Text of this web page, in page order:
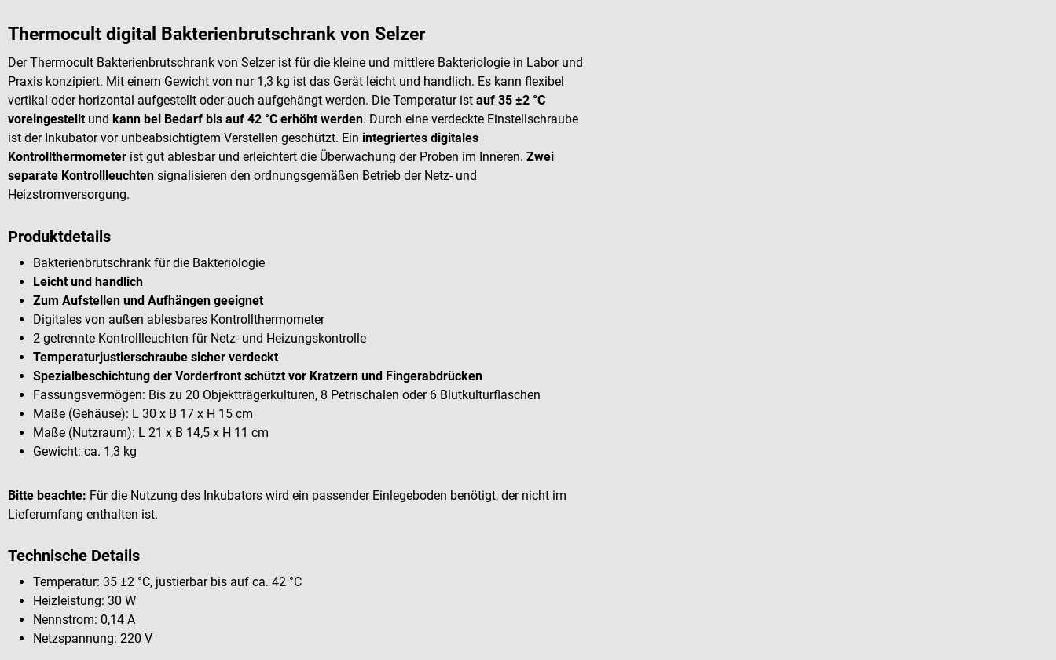
Thermocult digital Bakterienbrutschrank von Selzer
Der Thermocult Bakterienbrutschrank von Selzer ist für die kleine und mittlere Bakteriologie in Labor und
Praxis konzipiert. Mit einem Gewicht von nur 1,3 kg ist das Gerät leicht und handlich. Es kann flexibel
vertikal oder horizontal aufgestellt oder auch aufgehängt werden. Die Temperatur ist auf 35 ±2 °C
voreingestellt und kann bei Bedarf bis auf 42 °C erhöht werden. Durch eine verdeckte Einstellschraube
ist der Inkubator vor unbeabsichtigtem Verstellen geschützt. Ein integriertes digitales
Kontrollthermometer ist gut ablesbar und erleichtert die Überwachung der Proben im Inneren. Zwei
separate Kontrollleuchten signalisieren den ordnungsgemäßen Betrieb der Netz- und
Heizstromversorgung.
Produktdetails
Bakterienbrutschrank für die Bakteriologie
Leicht und handlich
Zum Aufstellen und Aufhängen geeignet
Digitales von außen ablesbares Kontrollthermometer
2 getrennte Kontrollleuchten für Netz- und Heizungskontrolle
Temperaturjustierschraube sicher verdeckt
Spezialbeschichtung der Vorderfront schützt vor Kratzern und Fingerabdrücken
Fassungsvermögen: Bis zu 20 Objektträgerkulturen, 8 Petrischalen oder 6 Blutkulturflaschen
Maße (Gehäuse): L 30 x B 17 x H 15 cm
Maße (Nutzraum): L 21 x B 14,5 x H 11 cm
Gewicht: ca. 1,3 kg
Bitte beachte: Für die Nutzung des Inkubators wird ein passender Einlegeboden benötigt, der nicht im
Lieferumfang enthalten ist.
Technische Details
Temperatur: 35 ±2 °C, justierbar bis auf ca. 42 °C
Heizleistung: 30 W
Nennstrom: 0,14 A
Netzspannung: 220 V